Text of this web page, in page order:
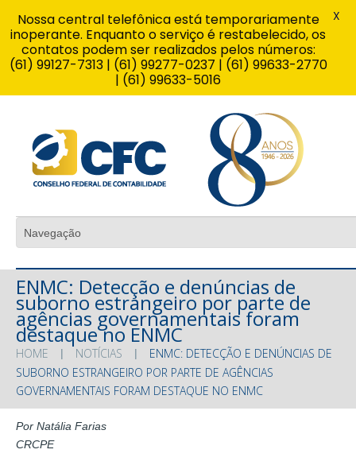
ENMC: Detecção e denúncias de
suborno estrangeiro por parte de
agências governamentais foram
destaque no ENMC
HOME NOTÍCIAS
ENMC: DETECÇÃO E DENÚNCIAS DE
SUBORNO ESTRANGEIRO POR PARTE DE AGÊNCIAS
GOVERNAMENTAIS FORAM DESTAQUE NO ENMC
Por Natália Farias
CRCPE
Nossa central telefônica está temporariamente
inoperante. Enquanto o serviço é restabelecido, os
contatos podem ser realizados pelos números:
(61) 99127-7313 | (61) 99277-0237 | (61) 99633-2770
| (61) 99633-5016
X